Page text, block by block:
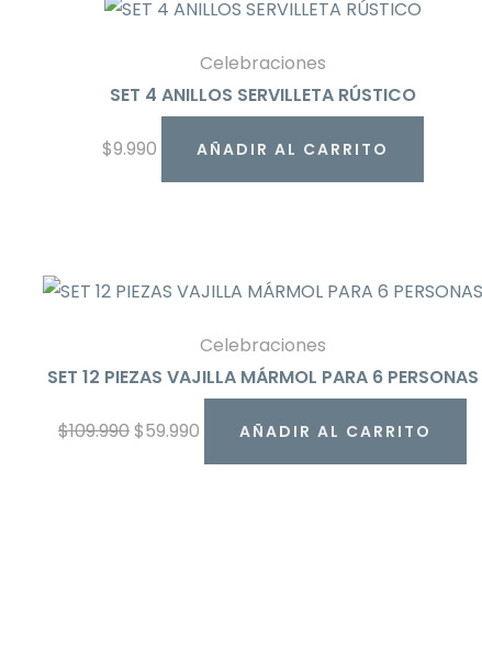
Celebraciones
SET 4 ANILLOS SERVILLETA RÚSTICO
$9.990 AÑADIR AL CARRITO
Celebraciones
SET 12 PIEZAS VAJILLA MÁRMOL PARA 6 PERSONAS
$109.990$59.990 AÑADIR AL CARRITO